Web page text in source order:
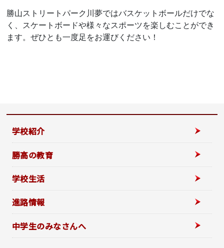
勝山ストリートパーク川夢ではバスケットボールだけでな
く、スケートボードや様々なスポーツを楽しむことができ
ます。ぜひとも一度足をお運びください！
学校紹介
勝高の教育
学校生活
進路情報
中学生のみなさんへ